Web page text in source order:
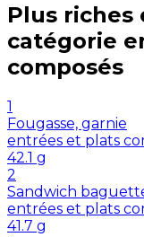
Plus riches
catégorie
composés
1
Fougasse, garnie
entrées et plats
42.1 g
2
Sandwich
entrées et plats
41.7 g